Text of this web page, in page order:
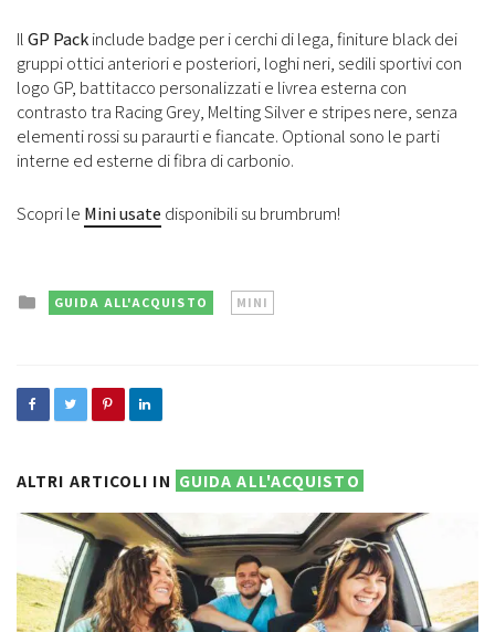
IlGP Packinclude badge per i cerchi di lega, finiture black dei
gruppi ottici anteriori e posteriori, loghi neri, sedili sportivi con
logo GP, battitacco personalizzati e livrea esterna con
contrasto tra Racing Grey, Melting Silver e stripes nere, senza
elementi rossi su paraurti e fiancate. Optional sono le parti
interne ed esterne di fibra di carbonio.
Scopri le Mini usatedisponibili su brumbrum!
Posted
in
GUIDA ALL'ACQUISTO MINI
ALTRI ARTICOLI IN GUIDA ALL'ACQUISTO